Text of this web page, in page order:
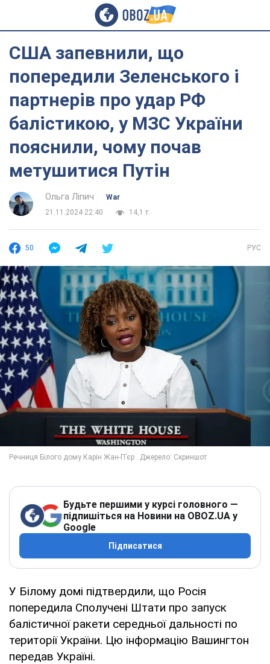
США запевнили, що
попередили Зеленського і
партнерів про удар РФ
балістикою, у МЗС України
пояснили, чому почав
метушитися Путін
Ольга Ліпич
War
21.11.2024 22:40
14,1 т.
50 РУС
Будьте першими у курсі головного —
підпишіться на Новини на OBOZ.UA у
Google
Підписатися
У Білому домі підтвердили, що Росія
попередила Сполучені Штати про запуск
балістичної ракети середньої дальності по
території України. Цю інформацію Вашингтон
передав Україні.